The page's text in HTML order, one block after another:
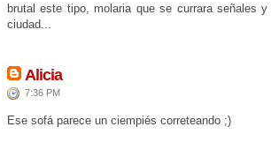
brutal este tipo, molaria que se currara señales
ciudad...
Alicia
7:36 PM
Ese sofá parece un ciempiés correteando ;)